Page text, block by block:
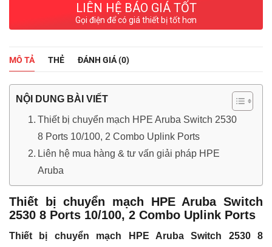
LIÊN HỆ BÁO GIÁ TỐT
Gọi điện để có giá thiết bị tốt hơn
MÔ TẢ THẺ ĐÁNH GIÁ (0)
NỘI DUNG BÀI VIẾT
Thiết bị chuyển mạch HPE Aruba Switch 2530
8 Ports 10/100, 2 Combo Uplink Ports
Liên hệ mua hàng & tư vấn giải pháp HPE
Aruba
Thiết bị chuyển mạch HPE Aruba Switch
2530 8 Ports 10/100, 2 Combo Uplink Ports
Thiết bị chuyển mạch HPE Aruba Switch 2530 8